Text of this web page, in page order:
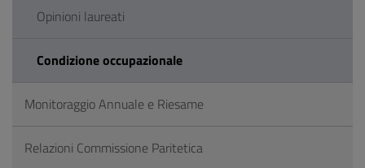
Opinioni laureati
Condizione occupazionale
Monitoraggio Annuale e Riesame
Relazioni Commissione Paritetica